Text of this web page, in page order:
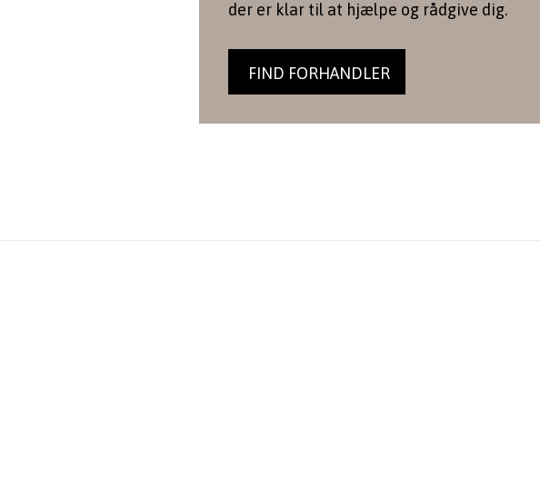
der er klar til at hjælpe og rådgive dig.
FIND FORHANDLER